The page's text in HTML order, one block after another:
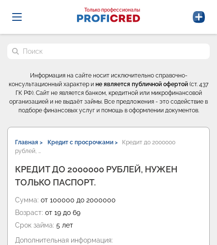
Probrokery - Только профессионалы
Только профессионалы
Поиск по сайту
Информация на сайте носит исключительно справочно-
консультационный характер и не является публичной офертой (ст. 437
ГК РФ). Сайт не является банком, кредитной или микрофинансовой
организацией и не выдаёт займы. Все предложения - это содействие в
подборе финансовых услуг и помощь в оформлении документов.
Главная > Кредит с просрочками >
Кредит до 2000000
рублей, …
КРЕДИТ ДО 2000000 РУБЛЕЙ, НУЖЕН
ТОЛЬКО ПАСПОРТ.
Сумма: от 100000 до 2000000
Возраст: от 19 до 69
Срок займа: 5 лет
Дополнительная информация: